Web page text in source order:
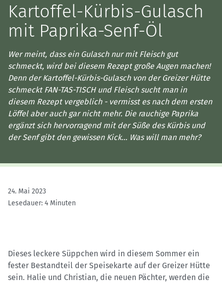
Kartoffel-Kürbis-Gulasch
mit Paprika-Senf-Öl
Wer meint, dass ein Gulasch nur mit Fleisch gut
schmeckt, wird bei diesem Rezept große Augen machen!
Denn der Kartoffel-Kürbis-Gulasch von der Greizer Hütte
schmeckt FAN-TAS-TISCH und Fleisch sucht man in
diesem Rezept vergeblich - vermisst es nach dem ersten
Löffel aber auch gar nicht mehr. Die rauchige Paprika
ergänzt sich hervorragend mit der Süße des Kürbis und
der Senf gibt den gewissen Kick... Was will man mehr?
24. Mai 2023
Lesedauer: 4 Minuten
Dieses leckere Süppchen wird in diesem Sommer ein
fester Bestandteil der Speisekarte auf der Greizer Hütte
sein. Halie und Christian, die neuen Pächter, werden die